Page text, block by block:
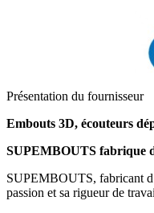
Présentation du fournisseur
Embouts 3D, écouteurs
SUPEMBOUTS fabrique
SUPEMBOUTS, fabricant
passion et sa rigueur de